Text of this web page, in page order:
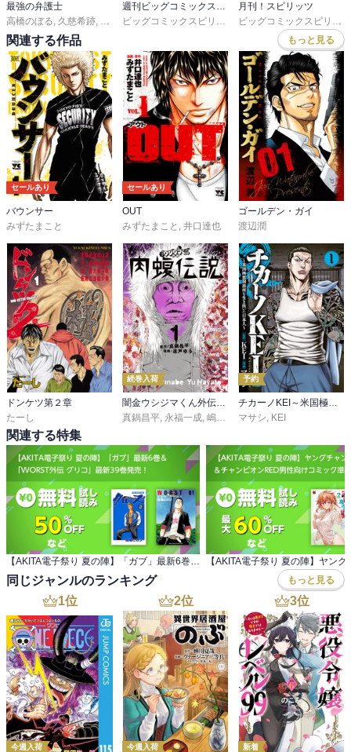
最強の弁護士
高橋のぼる, 久慈希跡, プロジェクトB
週刊ビッグコミックスピリッツ
ビッグコミックスピリッツ編集部
月刊！スピリッツ
ビッグコミックスピリッツ編集部
関連する作品 もっと見る
セールあり
バウンサー
みずたまこと
セールあり
OUT
みずたまこと
井口達也
ゴールデン・ガイ
渡辺潤
ドンケツ第２章
たーし
続巻入荷
闇金ウシジマくん外伝 肉蝮伝説
真鍋昌平, 永福一成, 嶋田ひろあき
予約
チカーノKEI～米国極悪刑務所を生き抜いた日本人～
マサシ, KEI
関連する特集
【AKITA電子祭り 夏の陣】「ガブ」最新6巻＆ 「WORST外伝 グリコ」最新39巻発売！
同じジャンルのランキング もっと見る
1位
今週入荷
2位
今週入荷
3位
新着